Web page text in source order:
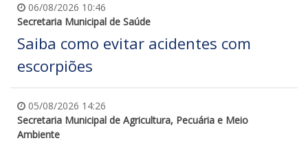
06/08/2026 10:46
Secretaria Municipal de Saúde
Saiba como evitar acidentes com
escorpiões
05/08/2026 14:26
Secretaria Municipal de Agricultura, Pecuária e Meio
Ambiente